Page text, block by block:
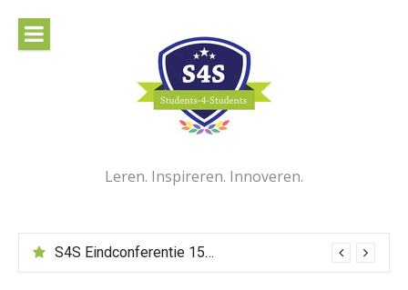
inhoud
Leren. Inspireren. Innoveren.
S4S Eindconferentie 15 juni 2022